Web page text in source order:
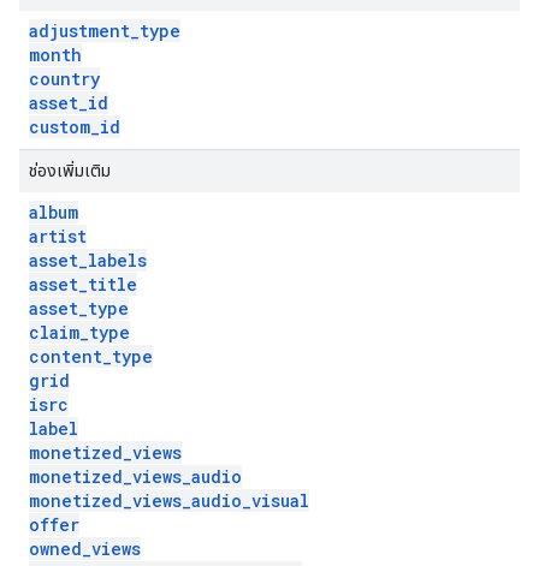
adjustment_type
month
country
asset_id
custom_id
ช่องเพิ่มเติม
album
artist
asset_labels
asset_title
asset_type
claim_type
content_type
grid
isrc
label
monetized_views
monetized_views_audio
monetized_views_audio_visual
offer
owned_views